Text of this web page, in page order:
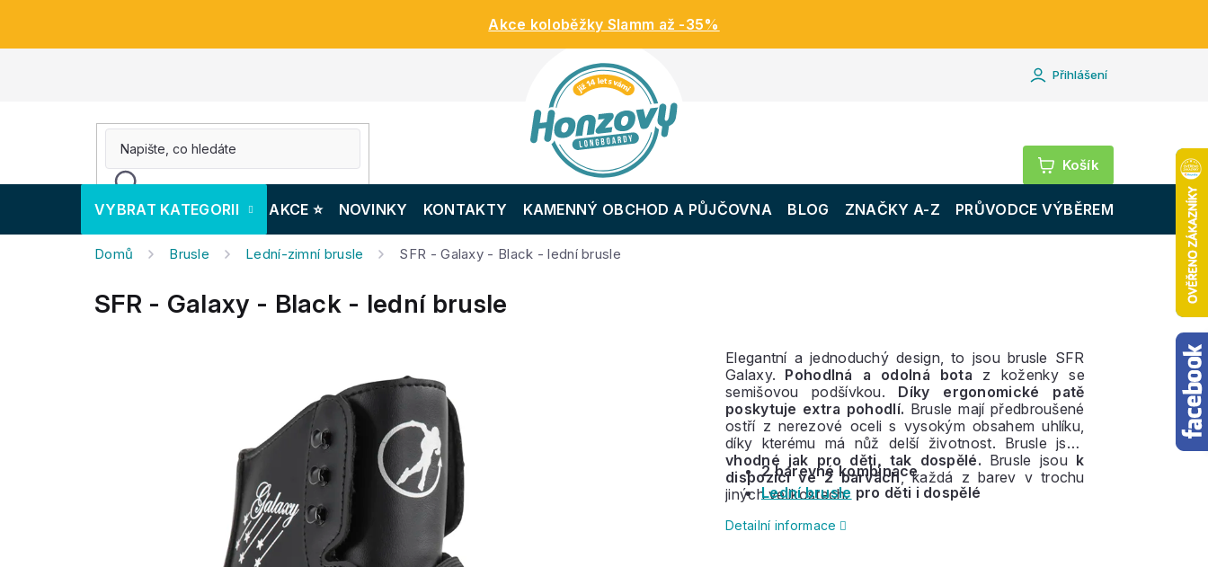
Akce koloběžky Slamm až -35%
Přihlášení
Nákupní
košík
VYBRAT KATEGORII AKCE ⭐️ NOVINKY KONTAKTY KAMENNÝ OBCHOD A PŮJČOVNA BLOG ZNAČKY A-Z PRŮVODCE VÝBĚREM
Domů Brusle Lední-zimní brusle SFR - Galaxy - Black - lední brusle
SFR - Galaxy - Black - lední brusle
Elegantní a jednoduchý design, to jsou brusle SFR
Galaxy. Pohodlná a odolná bota z koženky se
semišovou podšívkou. Díky ergonomické patě
poskytuje extra pohodlí. Brusle mají předbroušené
ostří z nerezové oceli s vysokým obsahem uhlíku,
díky kterému má nůž delší životnost. Brusle jsou
vhodné jak pro děti, tak dospělé. Brusle jsou k
dispozici ve 2 barvách, každá z barev v trochu
jiných velikostech.
2 barevné kombinace
Lední brusle pro děti i dospělé
Detailní informace